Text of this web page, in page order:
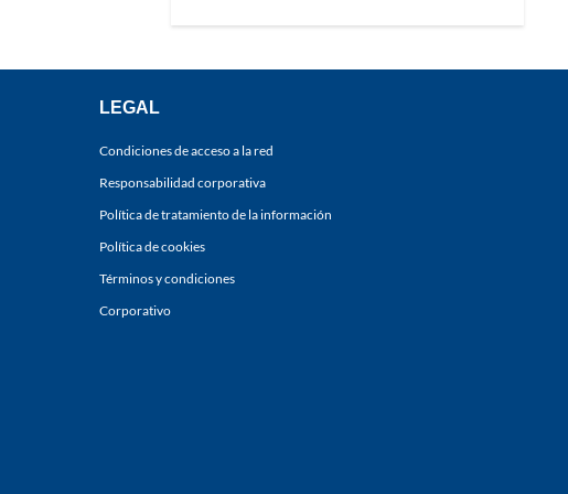
LEGAL
Condiciones de acceso a la red
Responsabilidad corporativa
Política de tratamiento de la información
Política de cookies
Términos y condiciones
Corporativo